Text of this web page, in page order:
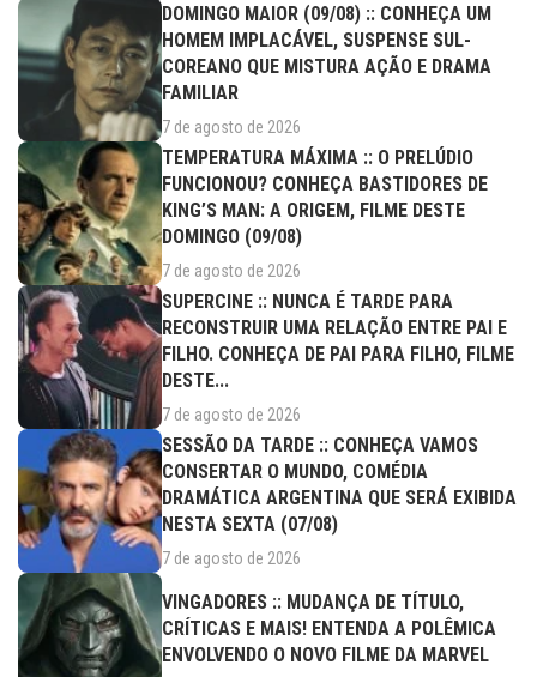
DOMINGO MAIOR (09/08) :: CONHEÇA UM
HOMEM IMPLACÁVEL, SUSPENSE SUL-
COREANO QUE MISTURA AÇÃO E DRAMA
FAMILIAR
7 de agosto de 2026
TEMPERATURA MÁXIMA :: O PRELÚDIO
FUNCIONOU? CONHEÇA BASTIDORES DE
KING’S MAN: A ORIGEM, FILME DESTE
DOMINGO (09/08)
7 de agosto de 2026
SUPERCINE :: NUNCA É TARDE PARA
RECONSTRUIR UMA RELAÇÃO ENTRE PAI E
FILHO. CONHEÇA DE PAI PARA FILHO, FILME
DESTE...
7 de agosto de 2026
SESSÃO DA TARDE :: CONHEÇA VAMOS
CONSERTAR O MUNDO, COMÉDIA
DRAMÁTICA ARGENTINA QUE SERÁ EXIBIDA
NESTA SEXTA (07/08)
7 de agosto de 2026
VINGADORES :: MUDANÇA DE TÍTULO,
CRÍTICAS E MAIS! ENTENDA A POLÊMICA
ENVOLVENDO O NOVO FILME DA MARVEL